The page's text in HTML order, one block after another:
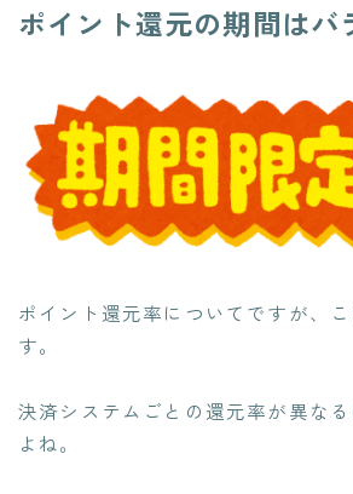
ポイント還元の期間はバ
ポイント還元率についてですが、
す。
決済システムごとの還元率が異な
よね。